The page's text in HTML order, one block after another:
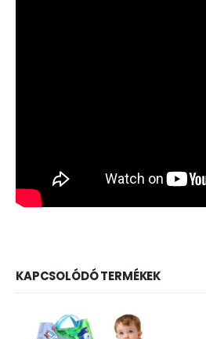
KAPCSOLÓDÓ TERMÉKEK